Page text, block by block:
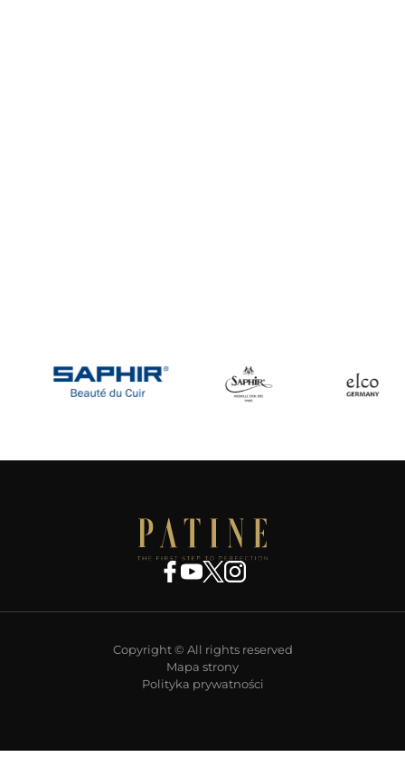
Copyright © All rights reserved
Mapa strony
Polityka prywatności